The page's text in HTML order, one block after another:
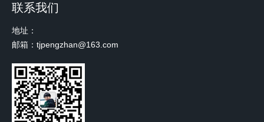
联系我们
地址：
邮箱：tjpengzhan@163.com